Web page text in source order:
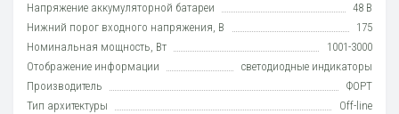
Напряжение аккумуляторной батареи
48 В
Нижний порог входного напряжения, В
175
Номинальная мощность, Вт
1001-3000
Отображение информации
светодиодные индикаторы
Производитель
ФОРТ
Тип архитектуры
Off-line